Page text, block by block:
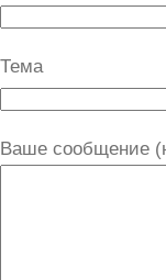
Тема
Ваше сообщение